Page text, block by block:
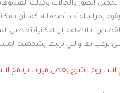
الصور والحالات وكذلك
يقوم بمراسلة أحد أصدقائه. كما أن
بالإضافة إلى إمكانية تعطيل
يرغب بها والتي ترتبط بشخصية
لايت روم | شرح بعض ميزات برنامج